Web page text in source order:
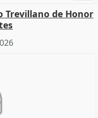
Trevillano de Honor